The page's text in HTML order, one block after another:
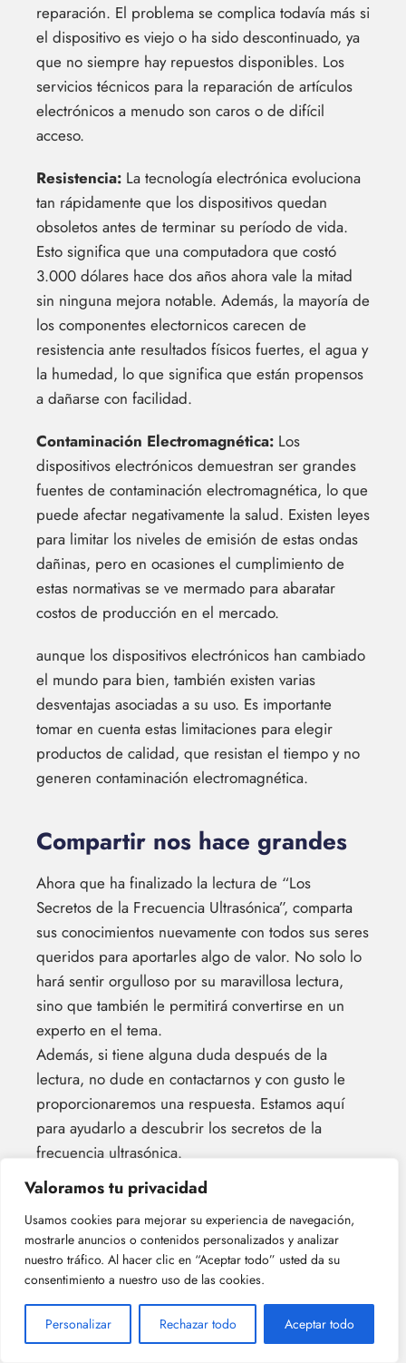
Valoramos tu privacidad
Usamos cookies para mejorar su experiencia de navegación,
mostrarle anuncios o contenidos personalizados y analizar
nuestro tráfico. Al hacer clic en “Aceptar todo” usted da su
consentimiento a nuestro uso de las cookies.
Personalizar Rechazar todo Aceptar todo
reparación. El problema se complica todavía más si
el dispositivo es viejo o ha sido descontinuado, ya
que no siempre hay repuestos disponibles. Los
servicios técnicos para la reparación de artículos
electrónicos a menudo son caros o de difícil
acceso.
Resistencia: La tecnología electrónica evoluciona
tan rápidamente que los dispositivos quedan
obsoletos antes de terminar su período de vida.
Esto significa que una computadora que costó
3.000 dólares hace dos años ahora vale la mitad
sin ninguna mejora notable. Además, la mayoría de
los componentes electornicos carecen de
resistencia ante resultados físicos fuertes, el agua y
la humedad, lo que significa que están propensos
a dañarse con facilidad.
Contaminación Electromagnética: Los
dispositivos electrónicos demuestran ser grandes
fuentes de contaminación electromagnética, lo que
puede afectar negativamente la salud. Existen leyes
para limitar los niveles de emisión de estas ondas
dañinas, pero en ocasiones el cumplimiento de
estas normativas se ve mermado para abaratar
costos de producción en el mercado.
aunque los dispositivos electrónicos han cambiado
el mundo para bien, también existen varias
desventajas asociadas a su uso. Es importante
tomar en cuenta estas limitaciones para elegir
productos de calidad, que resistan el tiempo y no
generen contaminación electromagnética.
Compartir nos hace grandes
Ahora que ha finalizado la lectura de “Los
Secretos de la Frecuencia Ultrasónica”, comparta
sus conocimientos nuevamente con todos sus seres
queridos para aportarles algo de valor. No solo lo
hará sentir orgulloso por su maravillosa lectura,
sino que también le permitirá convertirse en un
experto en el tema.
Además, si tiene alguna duda después de la
lectura, no dude en contactarnos y con gusto le
proporcionaremos una respuesta. Estamos aquí
para ayudarlo a descubrir los secretos de la
frecuencia ultrasónica.